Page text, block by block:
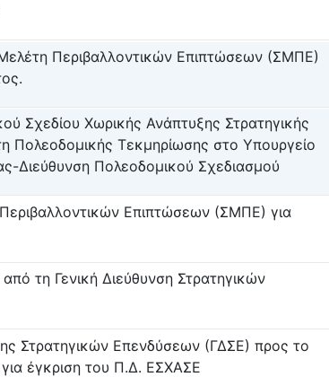
Μελέτη Περιβαλλοντικών Επιπτώσεων (ΣΜΠΕ)
Σχεδίου Χωρικής Ανάπτυξης Στρατηγικής
Πολεοδομικής Τεκμηρίωσης στο Υπουργείο
Διεύθυνση Πολεοδομικού Σχεδιασμού
Επιπτώσεων (ΣΜΠΕ) για
τη Γενική Διεύθυνση Στρατηγικών
Στρατηγικών Επενδύσεων (ΓΔΣΕ) προς το
για έγκριση του Π.Δ. ΕΣΧΑΣΕ